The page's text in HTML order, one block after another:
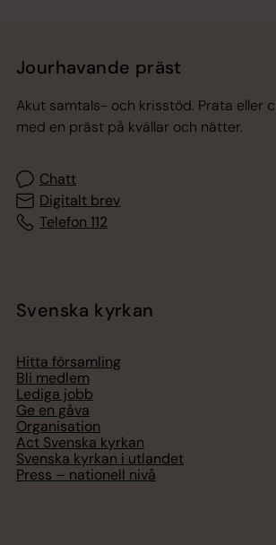
Jourhavande präst
Akut samtals- och krisstöd. Prata eller
med en präst på kvällar och nätter.
Chatt
Digitalt brev
Telefon 112
Svenska kyrkan
Hitta församling
Bli medlem
Lediga jobb
Ge en gåva
Organisation
Act Svenska kyrkan
Svenska kyrkan i utlandet
Press – nationell nivå